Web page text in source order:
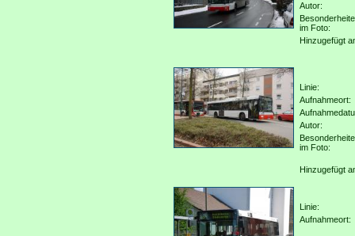
Autor:
im Foto:
Hinzugefügt
Linie:
Aufnahmeort:
Autor:
im Foto:
Hinzugefügt
Linie:
Aufnahmeort: